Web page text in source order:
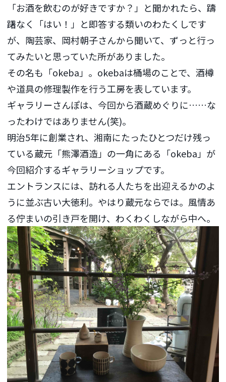
「お酒を飲むのが好きですか？」と聞かれたら、躊
躇なく「はい！」と即答する類いのわたくしです
が、陶芸家、岡村朝子さんから聞いて、ずっと行っ
てみたいと思っていた所がありました。
その名も「okeba」。okebaは桶場のことで、酒樽
や道具の修理製作を行う工房を表しています。
ギャラリーさんぽは、今回から酒蔵めぐりに……な
ったわけではありません(笑)。
明治5年に創業され、湘南にたったひとつだけ残っ
ている蔵元「熊澤酒造」の一角にある「okeba」が
今回紹介するギャラリーショップです。
エントランスには、訪れる人たちを出迎えるかのよ
うに並ぶ古い大徳利。やはり蔵元ならでは。風情あ
る佇まいの引き戸を開け、わくわくしながら中へ。